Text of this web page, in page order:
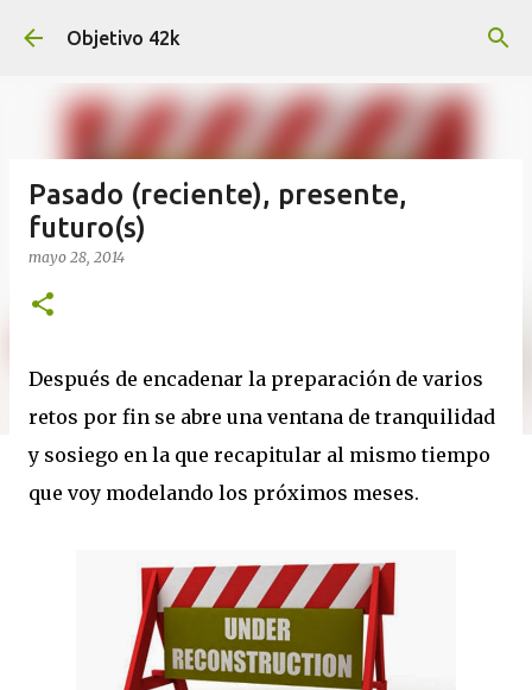
Ir al contenido principal
Objetivo 42k
Pasado (reciente), presente,
futuro(s)
mayo 28, 2014
Después de encadenar la preparación de varios
retos por fin se abre una ventana de tranquilidad
y sosiego en la que recapitular al mismo tiempo
que voy modelando los próximos meses.